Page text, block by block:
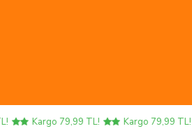
Kargo 79,99 TL! Kargo 79,99 TL!